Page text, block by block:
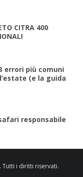
CITRA 400
errori più comuni
(e la guida
responsabile
i diritti riservati.